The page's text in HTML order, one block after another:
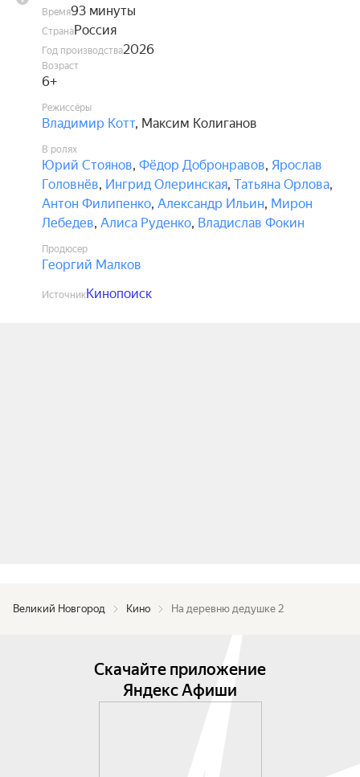
Время93 минуты
СтранаРоссия
Год производства2026
Возраст
6+
Режиссёры
Владимир Котт, Максим Колиганов
В ролях
Юрий Стоянов, Фёдор Добронравов, Ярослав
Головнёв, Ингрид Олеринская, Татьяна Орлова,
Антон Филипенко, Александр Ильин, Мирон
Лебедев, Алиса Руденко, Владислав Фокин
Продюсер
Георгий Малков
ИсточникКинопоиск
Великий Новгород Кино На деревню дедушке 2
Скачайте приложение
Яндекс Афиши